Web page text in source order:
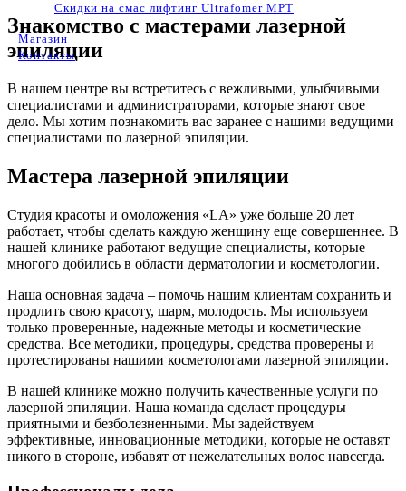
Скидки на смас лифтинг Ultrafomer MPT
Магазин
Контакты
Знакомство с мастерами лазерной
эпиляции
В нашем центре вы встретитесь с вежливыми, улыбчивыми
специалистами и администраторами, которые знают свое
дело. Мы хотим познакомить вас заранее с нашими ведущими
специалистами по лазерной эпиляции.
Мастера лазерной эпиляции
Студия красоты и омоложения «LA» уже больше 20 лет
работает, чтобы сделать каждую женщину еще совершеннее. В
нашей клинике работают ведущие специалисты, которые
многого добились в области дерматологии и косметологии.
Наша основная задача – помочь нашим клиентам сохранить и
продлить свою красоту, шарм, молодость. Мы используем
только проверенные, надежные методы и косметические
средства. Все методики, процедуры, средства проверены и
протестированы нашими косметологами лазерной эпиляции.
В нашей клинике можно получить качественные услуги по
лазерной эпиляции. Наша команда сделает процедуры
приятными и безболезненными. Мы задействуем
эффективные, инновационные методики, которые не оставят
никого в стороне, избавят от нежелательных волос навсегда.